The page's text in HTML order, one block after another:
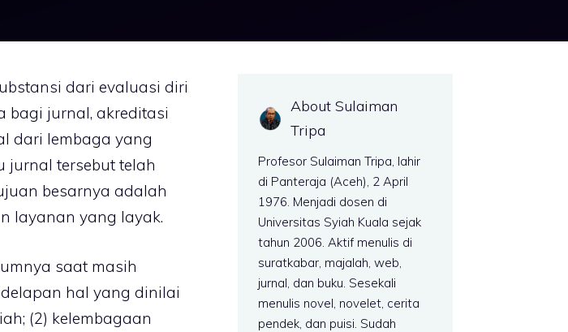
dari evaluasi diri
bagi jurnal, akreditasi
dari lembaga yang
jurnal tersebut telah
besarnya adalah
layanan yang layak.
saat masih
hal yang dinilai
(2) kelembagaan
About Sulaiman
Tripa
Profesor Sulaiman Tripa, lahir
di Panteraja (Aceh), 2 April
1976. Menjadi dosen di
Universitas Syiah Kuala sejak
tahun 2006. Aktif menulis di
suratkabar, majalah, web,
jurnal, dan buku. Sesekali
menulis novel, novelet, cerita
pendek, dan puisi. Sudah